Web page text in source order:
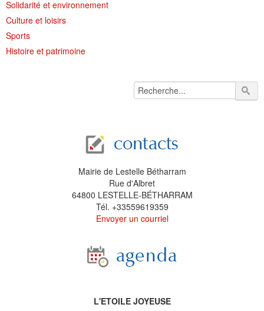
Solidarité et environnement
Culture et loisirs
Sports
Histoire et patrimoine
Mairie de Lestelle Bétharram
Rue d'Albret
64800 LESTELLE-BÉTHARRAM
Tél. +33559619359
Envoyer un courriel
L'ETOILE JOYEUSE